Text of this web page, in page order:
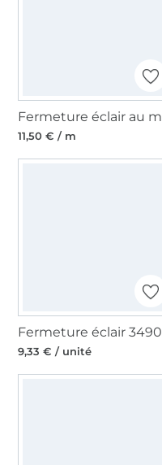
11,50 € / m
9,33 € / unité